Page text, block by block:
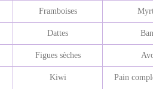
Framboises
Dattes
Figues sèches
Kiwi
Pain